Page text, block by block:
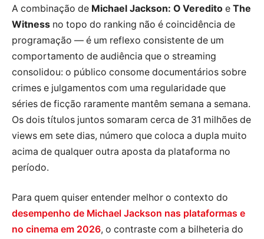
A combinação de Michael Jackson: O Veredito e The
Witness no topo do ranking não é coincidência de
programação — é um reflexo consistente de um
comportamento de audiência que o streaming
consolidou: o público consome documentários sobre
crimes e julgamentos com uma regularidade que
séries de ficção raramente mantêm semana a semana.
Os dois títulos juntos somaram cerca de 31 milhões de
views em sete dias, número que coloca a dupla muito
acima de qualquer outra aposta da plataforma no
período.
Para quem quiser entender melhor o contexto do
desempenho de Michael Jackson nas plataformas e
no cinema em 2026, o contraste com a bilheteria do